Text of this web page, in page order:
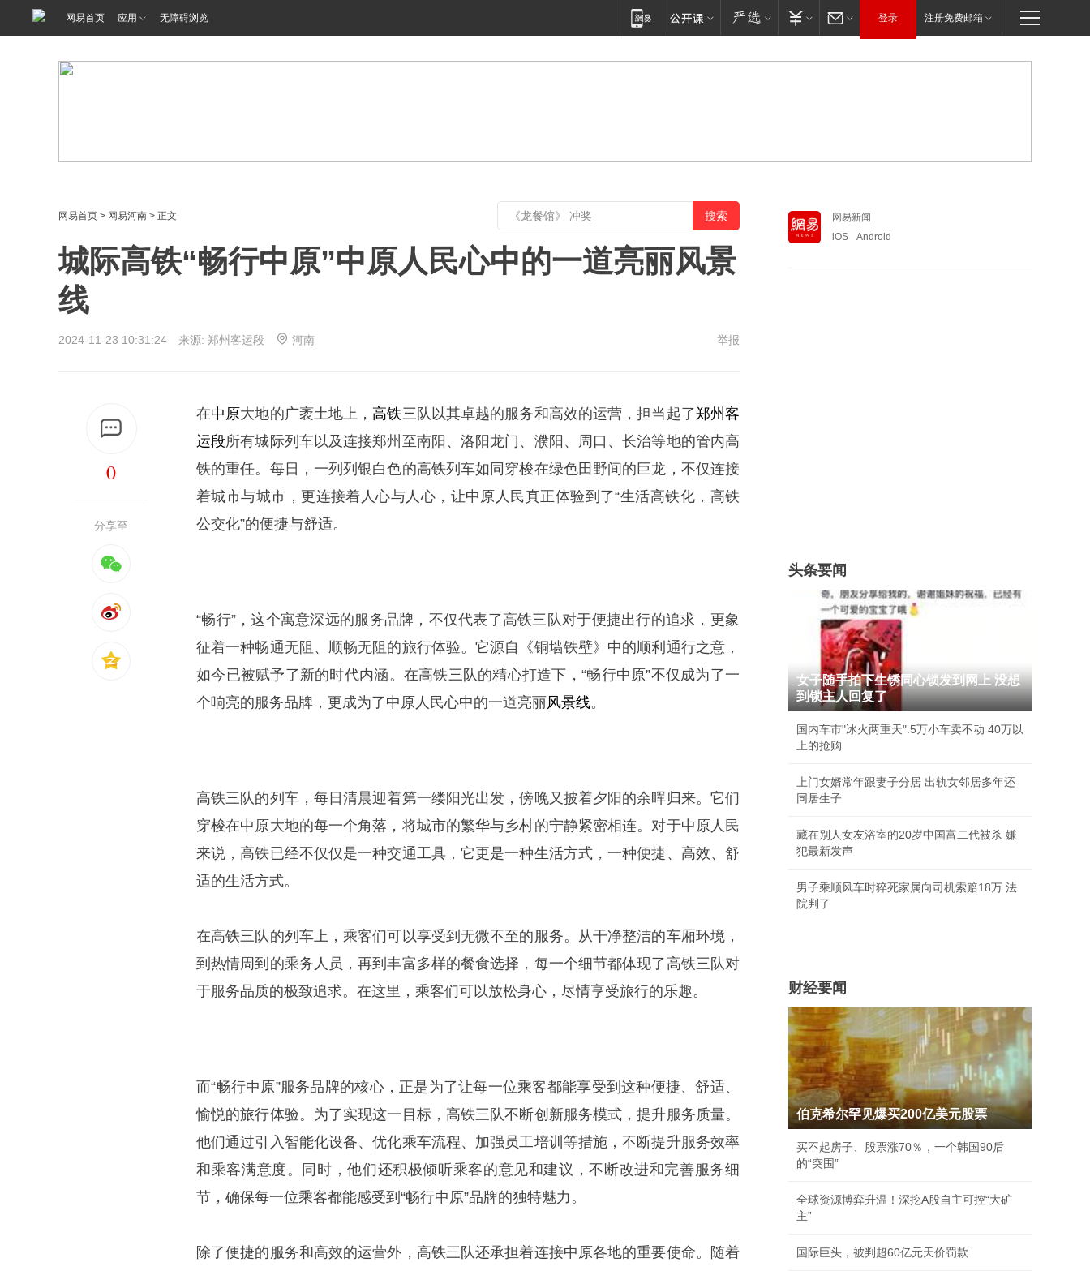
网易首页 应用 无障碍浏览 登录 注册免费邮箱
网易首页 > 网易河南 > 正文
城际高铁“畅行中原”中原人民心中的一道亮丽风景
线
2024-11-23 10:31:24 来源: 郑州客运段 河南 举报
0
分享至
在中原大地的广袤土地上，高铁三队以其卓越的服务和高效的运营，担当起了郑州客
运段所有城际列车以及连接郑州至南阳、洛阳龙门、濮阳、周口、长治等地的管内高
铁的重任。每日，一列列银白色的高铁列车如同穿梭在绿色田野间的巨龙，不仅连接
着城市与城市，更连接着人心与人心，让中原人民真正体验到了“生活高铁化，高铁
公交化”的便捷与舒适。
“畅行”，这个寓意深远的服务品牌，不仅代表了高铁三队对于便捷出行的追求，更象
征着一种畅通无阻、顺畅无阻的旅行体验。它源自《铜墙铁壁》中的顺利通行之意，
如今已被赋予了新的时代内涵。在高铁三队的精心打造下，“畅行中原”不仅成为了一
个响亮的服务品牌，更成为了中原人民心中的一道亮丽风景线。
高铁三队的列车，每日清晨迎着第一缕阳光出发，傍晚又披着夕阳的余晖归来。它们
穿梭在中原大地的每一个角落，将城市的繁华与乡村的宁静紧密相连。对于中原人民
来说，高铁已经不仅仅是一种交通工具，它更是一种生活方式，一种便捷、高效、舒
适的生活方式。
在高铁三队的列车上，乘客们可以享受到无微不至的服务。从干净整洁的车厢环境，
到热情周到的乘务人员，再到丰富多样的餐食选择，每一个细节都体现了高铁三队对
于服务品质的极致追求。在这里，乘客们可以放松身心，尽情享受旅行的乐趣。
而“畅行中原”服务品牌的核心，正是为了让每一位乘客都能享受到这种便捷、舒适、
愉悦的旅行体验。为了实现这一目标，高铁三队不断创新服务模式，提升服务质量。
他们通过引入智能化设备、优化乘车流程、加强员工培训等措施，不断提升服务效率
和乘客满意度。同时，他们还积极倾听乘客的意见和建议，不断改进和完善服务细
节，确保每一位乘客都能感受到“畅行中原”品牌的独特魅力。
除了便捷的服务和高效的运营外，高铁三队还承担着连接中原各地的重要使命。随着
网易新闻
iOS
Android
头条要闻
女子随手拍下生锈同心锁发到网上 没想
到锁主人回复了
国内车市"冰火两重天":5万小车卖不动 40万以
上的抢购
上门女婿常年跟妻子分居 出轨女邻居多年还
同居生子
藏在别人女友浴室的20岁中国富二代被杀 嫌
犯最新发声
男子乘顺风车时猝死家属向司机索赔18万 法
院判了
财经要闻
伯克希尔罕见爆买200亿美元股票
买不起房子、股票涨70％，一个韩国90后
的“突围”
全球资源博弈升温！深挖A股自主可控“大矿
主”
国际巨头，被判超60亿元天价罚款